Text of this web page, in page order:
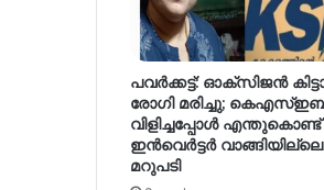
പവര്‍ക്കട്ട്: ഓക്സിജന്‍
രോഗി മരിച്ചു;
വിളിച്ചപ്പോള്‍ എന്തുകൊണ്ട്
ഇന്‍വെര്‍ട്ടര്‍
മറുപടി